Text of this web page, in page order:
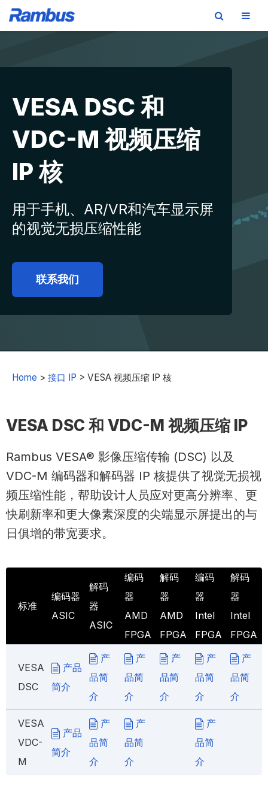
VESA DSC 和
VDC-M 视频压缩
IP 核
用于手机、AR/VR和汽车显示屏
的视觉无损压缩性能
联系我们
Home > 接口 IP > VESA 视频压缩 IP 核
VESA DSC 和 VDC-M 视频压缩 IP
Rambus VESA® 影像压缩传输 (DSC) 以及
VDC-M 编码器和解码器 IP 核提供了视觉无损视
频压缩性能，帮助设计人员应对更高分辨率、更
快刷新率和更大像素深度的尖端显示屏提出的与
日俱增的带宽要求。
标准
编码器
ASIC
解码
器
ASIC
编码
器
AMD
FPGA
解码
器
AMD
FPGA
编码
器
Intel
FPGA
解码
器
Intel
FPGA
VESA
DSC
产品
简介
产
品简
介
产
品简
介
产
品简
介
产
品简
介
产
品简
介
VESA
VDC-
M
产品
简介
产
品简
介
产
品简
介
产
品简
介